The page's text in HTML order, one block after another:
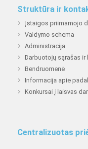
Struktūra ir
Įstaigos priimamojo
Valdymo schema
Administracija
Darbuotojų sąrašas ir
Bendruomenė
Informacija apie
Konkursai į laisvas
Centralizuotas